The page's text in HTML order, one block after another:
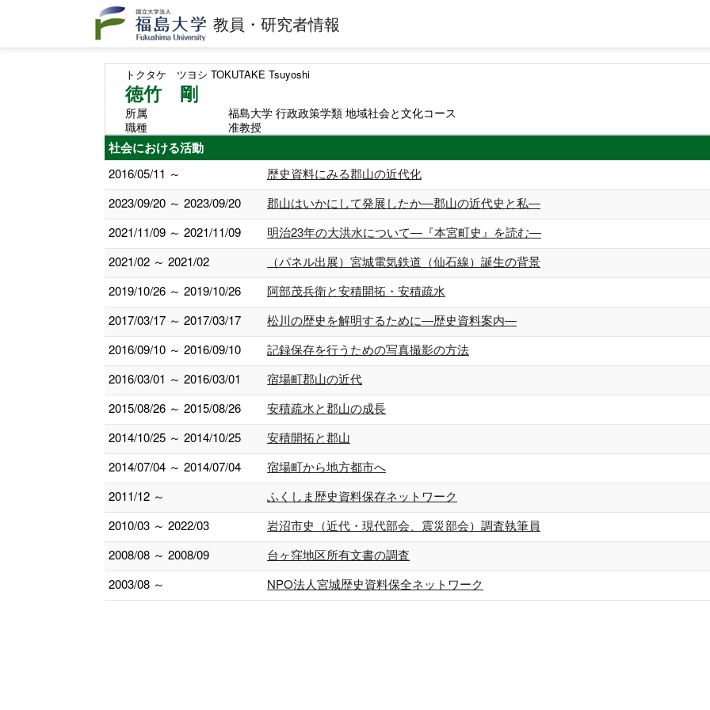
教員・研究者情報
トクタケ ツヨシ TOKUTAKE Tsuyoshi
徳竹 剛
所属
福島大学 行政政策学類 地域社会と文化コース
職種
准教授
社会における活動
2016/05/11 ～
歴史資料にみる郡山の近代化
2023/09/20 ～ 2023/09/20
郡山はいかにして発展したか―郡山の近代史と私―
2021/11/09 ～ 2021/11/09
明治23年の大洪水について―『本宮町史』を読む―
2021/02 ～ 2021/02
（パネル出展）宮城電気鉄道（仙石線）誕生の背景
2019/10/26 ～ 2019/10/26
阿部茂兵衛と安積開拓・安積疏水
2017/03/17 ～ 2017/03/17
松川の歴史を解明するために―歴史資料案内―
2016/09/10 ～ 2016/09/10
記録保存を行うための写真撮影の方法
2016/03/01 ～ 2016/03/01
宿場町郡山の近代
2015/08/26 ～ 2015/08/26
安積疏水と郡山の成長
2014/10/25 ～ 2014/10/25
安積開拓と郡山
2014/07/04 ～ 2014/07/04
宿場町から地方都市へ
2011/12 ～
ふくしま歴史資料保存ネットワーク
2010/03 ～ 2022/03
岩沼市史（近代・現代部会、震災部会）調査執筆員
2008/08 ～ 2008/09
台ヶ窪地区所有文書の調査
2003/08 ～
NPO法人宮城歴史資料保全ネットワーク